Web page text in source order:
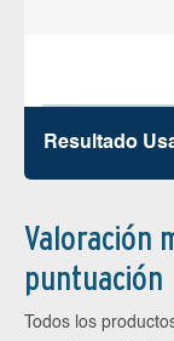
Resultado
Valoración
puntuación
Todos los